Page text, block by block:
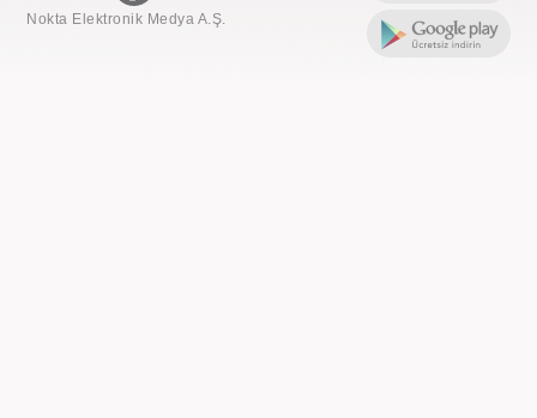
Nokta Elektronik Medya A.Ş.